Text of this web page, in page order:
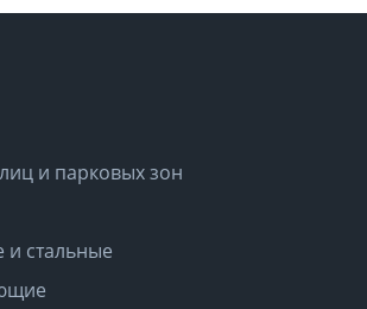
и парковых зон
стальные